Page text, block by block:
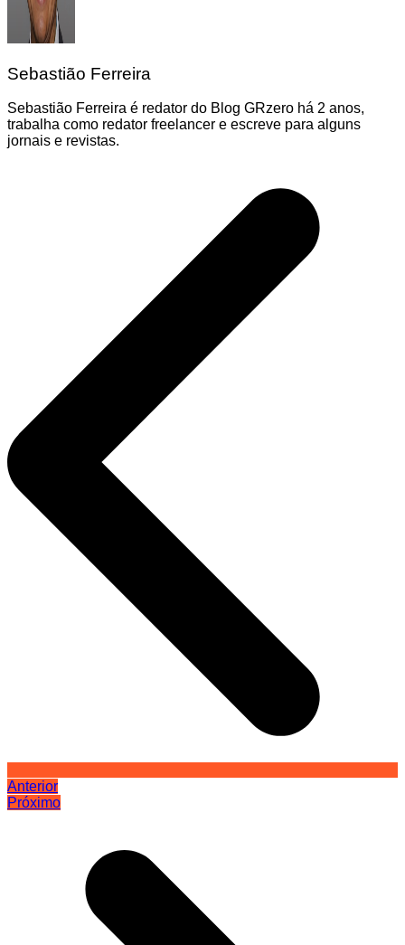
Sebastião Ferreira
Sebastião Ferreira é redator do Blog GRzero há 2 anos,
trabalha como redator freelancer e escreve para alguns
jornais e revistas.
Anterior
Próximo